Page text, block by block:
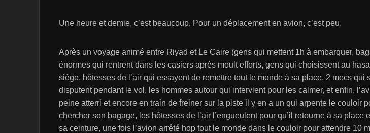
Une heure et demie, c’est beaucoup. Pour un déplacement en avion, c’est peu.
Après un voyage animé entre Riyad et Le Caire (gens qui mettent 1h à embarquer,
énormes qui rentrent dans les casiers après moult efforts, gens qui choisissent au
siège, hôtesses de l’air qui essayent de remettre tout le monde à sa place, 2 mecs qui
disputent pendant le vol, les hommes autour qui intervient pour les calmer, et enfin,
peine atterri et encore en train de freiner sur la piste il y en a un qui arpente le couloir
chercher son bagage, les hôtesses de l’air l’engueulent pour qu’il retourne à sa place
sa ceinture, une fois l’avion arrêté hop tout le monde dans le couloir pour attendre 10